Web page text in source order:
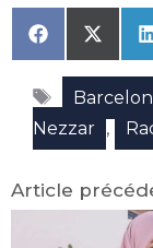
Share
on
Facebook
Share
on
X
Nezzar ,
Article